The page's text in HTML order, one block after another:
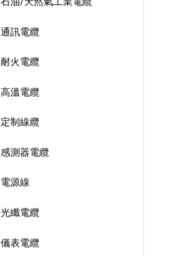
通訊電纜
耐火電纜
高溫電纜
定制線纜
感測器電纜
電源線
光纖電纜
儀表電纜